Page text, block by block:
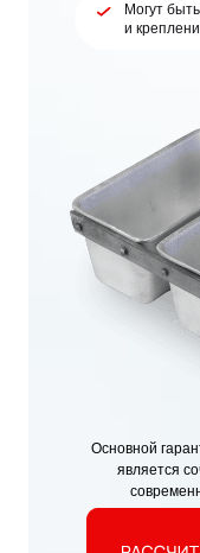
Могут
и
Основной
является